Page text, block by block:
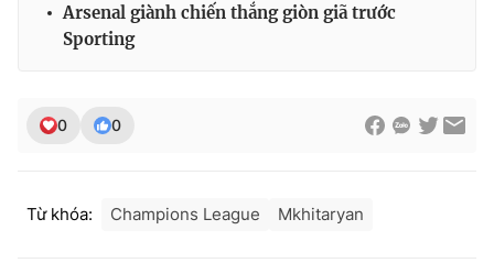
Tổng đài VTV:024.38 355 931 - 024.38 355 932
Ðiện thoại Thời báo VTV:
Arsenal giành chiến thắng giòn giã trước
Sporting
0 0
Từ khóa: Champions League Mkhitaryan